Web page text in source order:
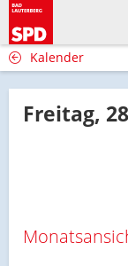
Kalender
Freitag,